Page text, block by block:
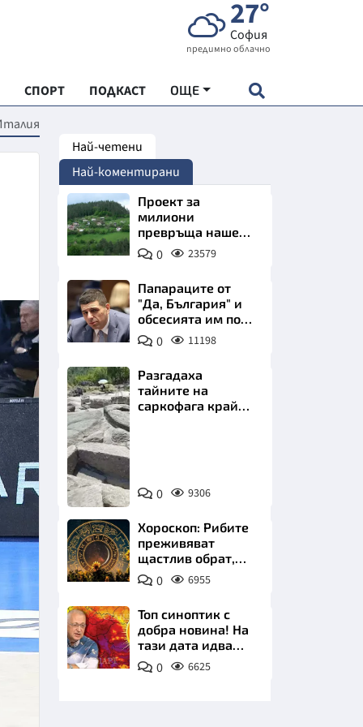
27°
София
предимно облачно
СПОРТ ПОДКАСТ ОЩЕ
"ЧУДЕСАТА НА БЪЛГАРИЯ"
ХРАНА
ИКОНОМИКА
Най-четени
Най-коментирани
Проект за
милиони
превръща наше
село в магнит за
туристи
0 23579
Папараците от
"Да, България" и
обсесията им по
Пеевски
0 11198
Снимка:
Bulgaria
ON
AIR
Разгадаха
тайните на
саркофага край
0 9306
Хороскоп: Рибите
преживяват
щастлив обрат,
Телецът започва
важна промяна
0 6955
Топ синоптик с
добра новина! На
тази дата идва
захлаждането
0 6625